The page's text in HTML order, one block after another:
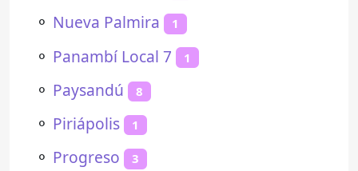
⚬ Nueva Palmira 1
⚬ Panambí Local 7 1
⚬ Paysandú 8
⚬ Piriápolis 1
⚬ Progreso 3